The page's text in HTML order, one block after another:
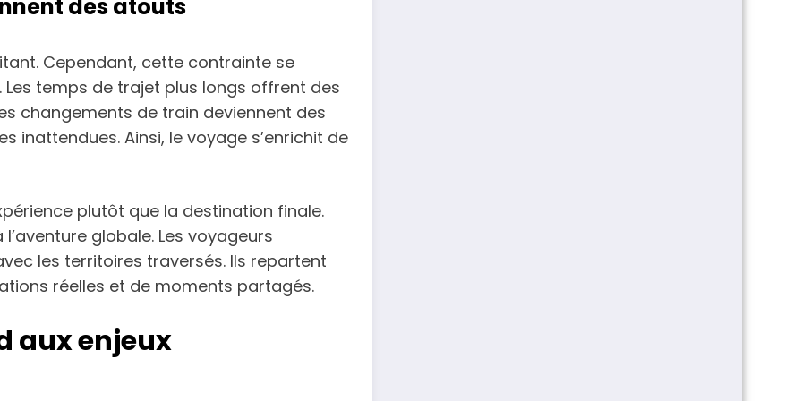
des atouts
Cependant, cette contrainte se
temps de trajet plus longs offrent des
changements de train deviennent des
inattendues. Ainsi, le voyage s’enrichit de
plutôt que la destination finale.
globale. Les voyageurs
les territoires traversés. Ils repartent
réelles et de moments partagés.
aux enjeux